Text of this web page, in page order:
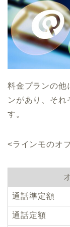
料金プランの他
ンがあり、それ
す。
<ラインモのオ
通話準定額
通話定額